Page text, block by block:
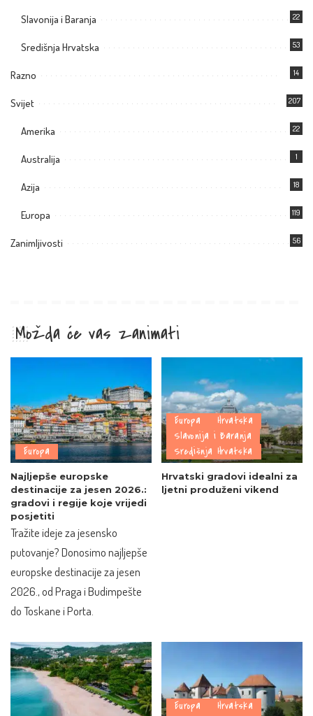
Slavonija i Baranja 22
Središnja Hrvatska 53
Razno 14
Svijet 207
Amerika 22
Australija 1
Azija 18
Europa 119
Zanimljivosti 56
Možda će vas zanimati
Europa
Najljepše europske
destinacije za jesen 2026.:
gradovi i regije koje vrijedi
posjetiti
Tražite ideje za jesensko
putovanje? Donosimo najljepše
europske destinacije za jesen
2026., od Praga i Budimpešte
do Toskane i Porta.
Europa
Hrvatska
Slavonija i Baranja
Središnja Hrvatska
Hrvatski gradovi idealni za
ljetni produženi vikend
Europa
Hrvatska